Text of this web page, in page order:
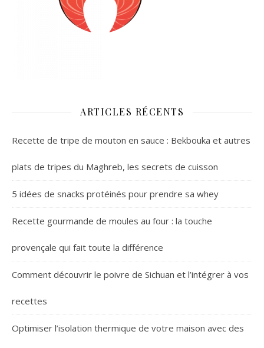
ARTICLES RÉCENTS
Recette de tripe de mouton en sauce : Bekbouka et autres
plats de tripes du Maghreb, les secrets de cuisson
5 idées de snacks protéinés pour prendre sa whey
Recette gourmande de moules au four : la touche
provençale qui fait toute la différence
Comment découvrir le poivre de Sichuan et l’intégrer à vos
recettes
Optimiser l’isolation thermique de votre maison avec des